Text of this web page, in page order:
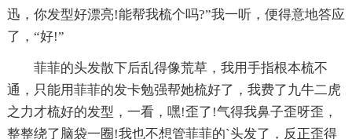
迅，你发型好漂亮!能帮我梳个吗?”我一听，便得意地答应
了，“好!”
菲菲的头发散下后乱得像荒草，我用手指根本梳不
通，只能用菲菲的发卡勉强帮她梳好了，我费了九牛二虎
之力才梳好的发型，一看，嘿!歪了!气得我鼻子歪呀歪，
整整绕了脑袋一圈!我也不想管菲菲的`头发了，反正歪得